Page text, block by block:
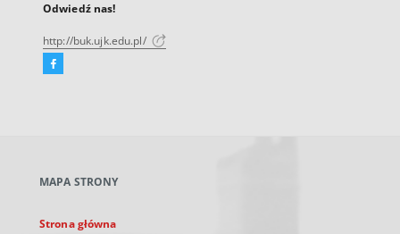
Odwiedź nas!
http://buk.ujk.edu.pl/
Facebook
karcie
MAPA STRONY
Strona główna